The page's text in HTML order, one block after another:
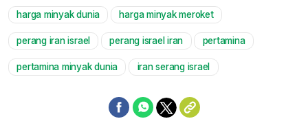
harga minyak dunia harga minyak meroket
perang iran israel perang israel iran pertamina
pertamina minyak dunia iran serang israel